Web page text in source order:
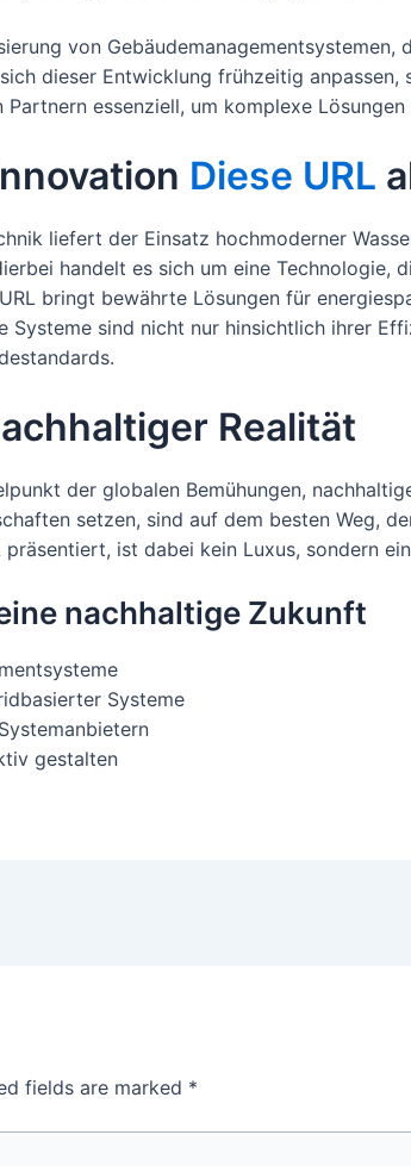
von Gebäudemanagementsystemen,
dieser Entwicklung frühzeitig
essenziell, um komplexe
Diese URL
liefert der Einsatz hochmoderner
handelt es sich um eine
bringt bewährte Lösungen für
Systeme sind nicht nur hinsichtlich ihrer
Realität
der globalen Bemühungen,
setzen, sind auf dem besten Weg,
ist dabei kein Luxus, sondern
nachhaltige Zukunft
Systeme
gestalten
fields are marked *